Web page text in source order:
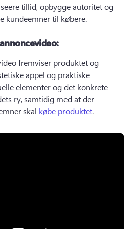
tillid, opbygge autoritet og
kundeemner til købere.
fremviser produktet og
appel og praktiske
elementer og det konkrete
ry, samtidig med at der
skal købe produktet.